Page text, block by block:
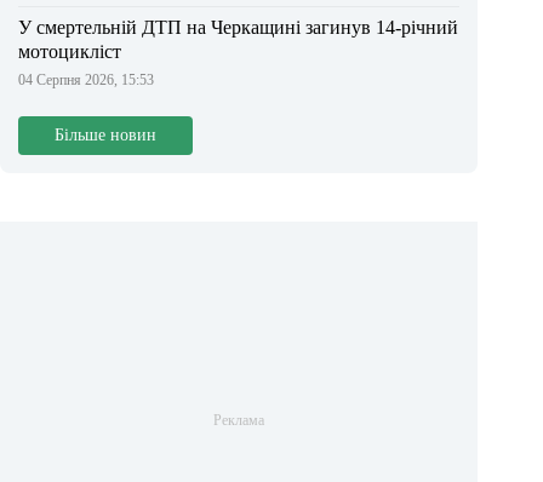
У смертельній ДТП на Черкащині загинув 14-річний
мотоцикліст
04 Серпня 2026, 15:53
Більше новин